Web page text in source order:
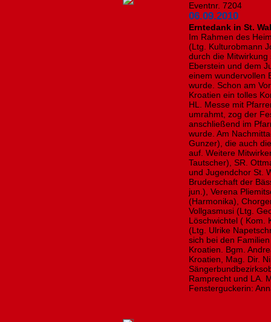
Eventnr. 7204
06.09.2010
Erntedank in St.
Im Rahmen des
(Ltg. Kulturobmann
durch die
Eberstein und dem
einem wundervollen
wurde. Schon am
Kroatien ein tolles
HL. Messe mit
umrahmt, zog der
anschließend im
wurde. Am
Gunzer), die auch
auf. Weitere
Tautscher), SR.
und Jugendchor St.
Bruderschaft der
jun.), Verena
(Harmonika),
Vollgasmusi (Ltg.
Löschwichtel ( Kom.
(Ltg. Ulrike
sich bei den
Kroatien. Bgm.
Kroatien, Mag. Dir.
Ramprecht und LA.
Fensterguckerin: